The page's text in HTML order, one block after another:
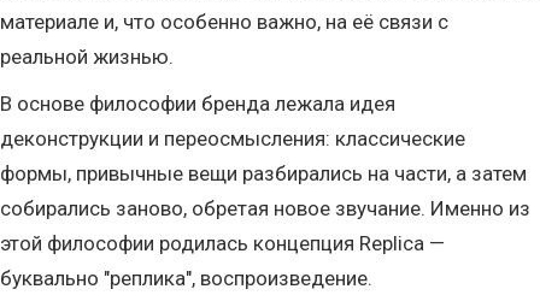
материале и, что особенно важно, на её связи с
реальной жизнью.
В основе философии бренда лежала идея
деконструкции и переосмысления: классические
формы, привычные вещи разбирались на части, а затем
собирались заново, обретая новое звучание. Именно из
этой философии родилась концепция Replica —
буквально "реплика", воспроизведение.